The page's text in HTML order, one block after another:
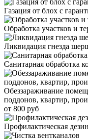
Газация от блох с
Обработка участков и
Ликвидация гнезда
Санитарная обработка
Обеззараживание
поддонов, квартир,
от 800 руб
Профилактическая